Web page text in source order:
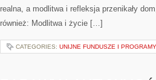
realna, a modlitwa i refleksja przenikały
również: Modlitwa i życie […]
CATEGORIES: UNIJNE FUNDUSZE I PROGRAMY